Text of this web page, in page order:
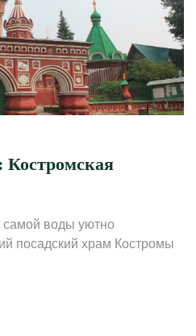
Костромская
самой воды уютно
посадский храм Костромы